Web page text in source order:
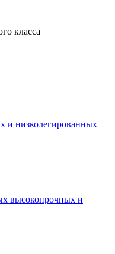
класса
и низколегированных
высокопрочных и